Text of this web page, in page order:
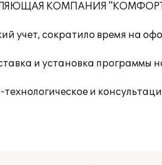
КОМПАНИЯ
учет, сократило время на
и установка программы
и